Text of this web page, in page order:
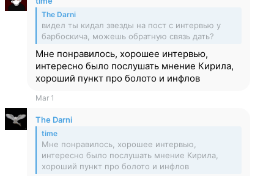
The Darni
видел ты кидал звезды на пост с интервью у
барбоскича, можешь обратную связь дать?
Мне понравилось, хорошее интервью,
интересно было послушать мнение Кирила,
хороший пункт про болото и инфлов
Mar 1
The Darni
time
Мне понравилось, хорошее интервью,
интересно было послушать мнение Кирила,
хороший пункт про болото и инфлов